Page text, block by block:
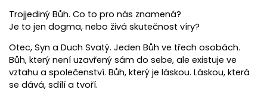
Trojjediný Bůh. Co to pro nás znamená?
Je to jen dogma, nebo živá skutečnost víry?
Otec, Syn a Duch Svatý. Jeden Bůh ve třech osobách.
Bůh, který není uzavřený sám do sebe, ale existuje ve
vztahu a společenství. Bůh, který je láskou. Láskou, která
se dává, sdílí a tvoří.